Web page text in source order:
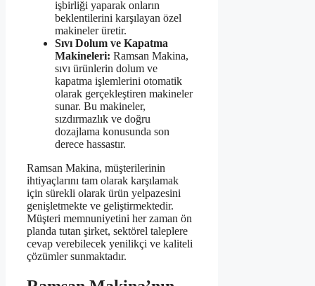
işbirliği yaparak onların
beklentilerini karşılayan özel
makineler üretir.
Sıvı Dolum ve Kapatma
Makineleri: Ramsan Makina,
sıvı ürünlerin dolum ve
kapatma işlemlerini otomatik
olarak gerçekleştiren makineler
sunar. Bu makineler,
sızdırmazlık ve doğru
dozajlama konusunda son
derece hassastır.
Ramsan Makina, müşterilerinin
ihtiyaçlarını tam olarak karşılamak
için sürekli olarak ürün yelpazesini
genişletmekte ve geliştirmektedir.
Müşteri memnuniyetini her zaman ön
planda tutan şirket, sektörel taleplere
cevap verebilecek yenilikçi ve kaliteli
çözümler sunmaktadır.